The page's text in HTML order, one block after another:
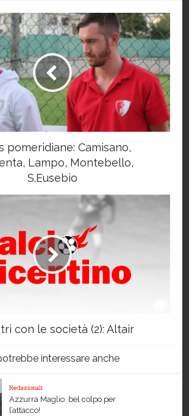
pomeridiane: Camisano,
Lampo, Montebello,
S.Eusebio
con le società (2): Altair
interessare anche
Redazionali
Azzurra Maglio: bel colpo per
l’attacco!